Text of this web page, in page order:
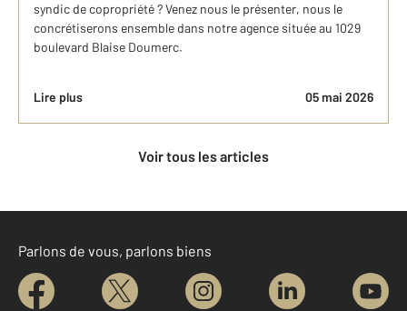
syndic de copropriété ? Venez nous le présenter, nous le
concrétiserons ensemble dans notre agence située au 1029
boulevard Blaise Doumerc.
Lire plus 05 mai 2026
Voir tous les articles
Parlons de vous, parlons biens